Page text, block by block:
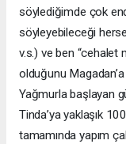
söylediğimde çok
söyleyebileceği
v.s.) ve ben “cehalet
olduğunu
Yağmurla başlayan
Tinda’ya yaklaşık
tamamında yapım